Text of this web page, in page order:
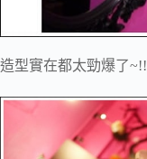
造型實在都太勁爆了~!!